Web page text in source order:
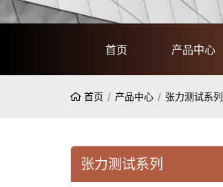
首页 产品中心
首页 产品中心 张力测试系列
张力测试系列